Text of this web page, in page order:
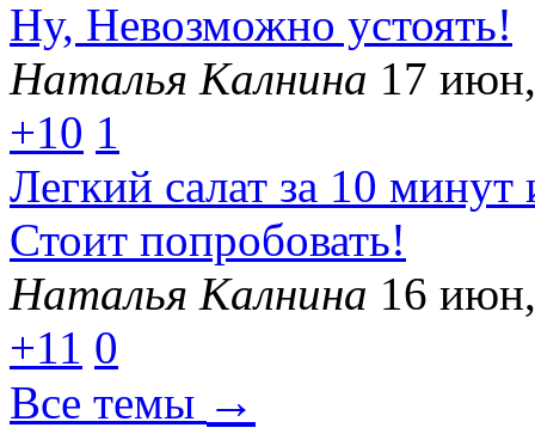
Ну, Невозможно устоять!
Наталья Калнина 17
+10 1
Легкий салат за 10
Стоит попробовать!
Наталья Калнина 16
+11 0
Все темы →